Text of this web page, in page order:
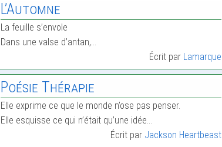
L’Automne
La feuille s’envole
Dans une valse d’antan,…
Écrit par Lamarque
Poésie Thérapie
Elle exprime ce que le monde n’ose pas penser.
Elle esquisse ce qui n’était qu’une idée…
Écrit par Jackson Heartbeast